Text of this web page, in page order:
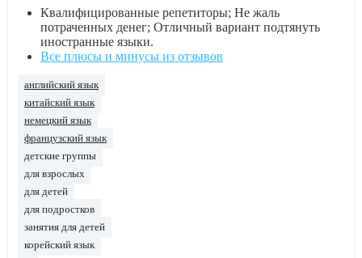
Квалифицированные репетиторы; Не жаль
потраченных денег; Отличный вариант подтянуть
иностранные языки.
Все плюсы и минусы из отзывов
английский язык
китайский язык
немецкий язык
французский язык
детские группы
для взрослых
для детей
для подростков
занятия для детей
корейский язык